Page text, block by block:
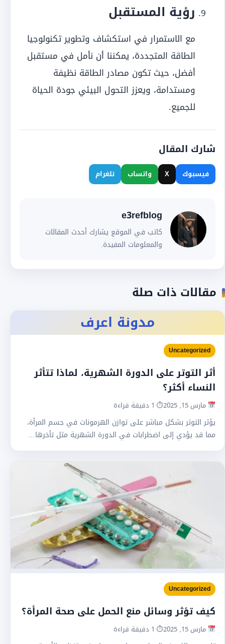
رؤية المستقبل
مع الاستمرار في استكشاف وتطوير تكنولوجيا
الطاقة المتجددة، يمكننا أن نأمل في مستقبل
أفضل، حيث تكون مصادر الطاقة نظيفة
ومستدامة، ويعزز التحول البيئي جودة الحياة
للجميع.
شارك المقال
فيسبوك X واتساب تلغرام
e3refblog
كاتب في الموقع يشارك أحدث المقالات
والمعلومات المفيدة.
مقالات ذات صلة
مدونة اعرف
Uncategorized
أثر التوتر على الدورة الشهرية، لماذا تتأثر
النساء أكثر؟
مارس 15, 2025 ⏱ 1 دقيقة قراءة
يؤثر التوتر بشكل مباشر على توازن الهرمونات في جسم المرأة،
مما قد يؤدي إلى اضطرابات في الدورة الشهرية مثل تأخرها…
Uncategorized
كيف تؤثر وسائل منع الحمل على صحة المرأة؟
مارس 15, 2025 ⏱ 1 دقيقة قراءة